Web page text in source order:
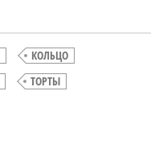
КОЛЬЦО
ТОРТЫ